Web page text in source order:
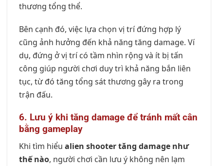
thương tổng thể.
Bên cạnh đó, việc lựa chọn vị trí đứng hợp lý
cũng ảnh hưởng đến khả năng tăng damage. Ví
dụ, đứng ở vị trí có tầm nhìn rộng và ít bị tấn
công giúp người chơi duy trì khả năng bắn liên
tục, từ đó tăng tổng sát thương gây ra trong
trận đấu.
6. Lưu ý khi tăng damage để tránh mất cân
bằng gameplay
Khi tìm hiểu alien shooter tăng damage như
thế nào, người chơi cần lưu ý không nên lạm